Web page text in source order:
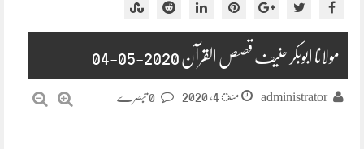
مولانا ابوبکر حنیف قصص القرآن 2020-05-04
administrator مئ 4, 2020